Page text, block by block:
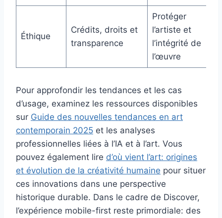
Éthique
Crédits, droits et
transparence
Protéger
l’artiste et
l’intégrité de
l’œuvre
Pour approfondir les tendances et les cas
d’usage, examinez les ressources disponibles
sur Guide des nouvelles tendances en art
contemporain 2025 et les analyses
professionnelles liées à l’IA et à l’art. Vous
pouvez également lire d’où vient l’art: origines
et évolution de la créativité humaine pour situer
ces innovations dans une perspective
historique durable. Dans le cadre de Discover,
l’expérience mobile-first reste primordiale: des